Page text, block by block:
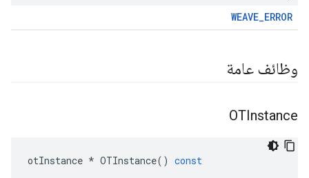
WEAVE_ERROR
وظائف عامة
OTInstance
otInstance * OTInstance() const